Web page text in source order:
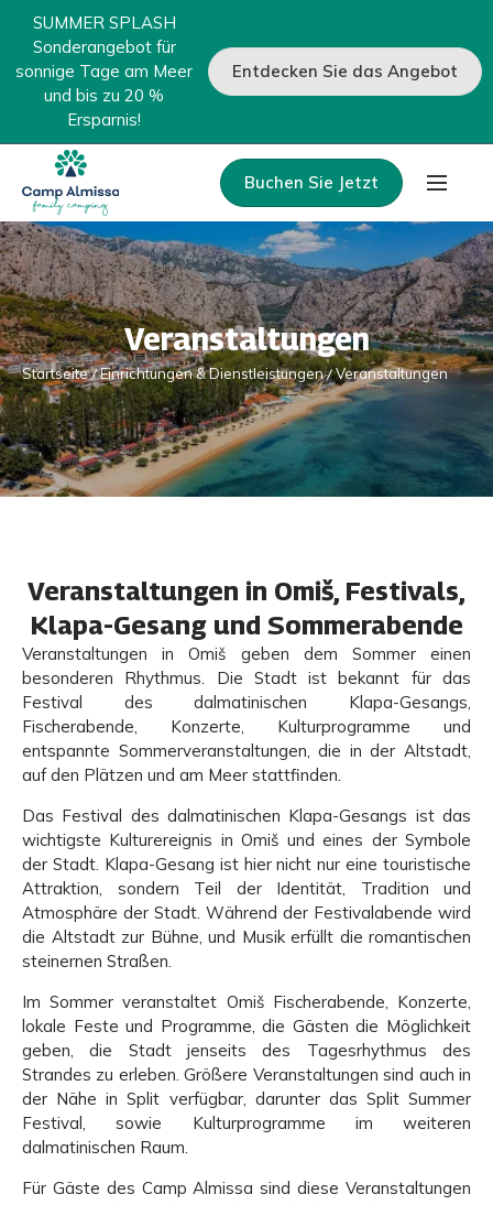
SUMMER SPLASH
Sonderangebot für
sonnige Tage am Meer
und bis zu 20 %
Ersparnis!
Entdecken Sie das Angebot
Buchen Sie Jetzt
Veranstaltungen
Startseite Einrichtungen & Dienstleistungen Veranstaltungen
Veranstaltungen in Omiš, Festivals,
Klapa-Gesang und Sommerabende
Veranstaltungen in Omiš geben dem Sommer einen
besonderen Rhythmus. Die Stadt ist bekannt für das
Festival des dalmatinischen Klapa-Gesangs,
Fischerabende, Konzerte, Kulturprogramme und
entspannte Sommerveranstaltungen, die in der Altstadt,
auf den Plätzen und am Meer stattfinden.
Das Festival des dalmatinischen Klapa-Gesangs ist das
wichtigste Kulturereignis in Omiš und eines der Symbole
der Stadt. Klapa-Gesang ist hier nicht nur eine touristische
Attraktion, sondern Teil der Identität, Tradition und
Atmosphäre der Stadt. Während der Festivalabende wird
die Altstadt zur Bühne, und Musik erfüllt die romantischen
steinernen Straßen.
Im Sommer veranstaltet Omiš Fischerabende, Konzerte,
lokale Feste und Programme, die Gästen die Möglichkeit
geben, die Stadt jenseits des Tagesrhythmus des
Strandes zu erleben. Größere Veranstaltungen sind auch in
der Nähe in Split verfügbar, darunter das Split Summer
Festival, sowie Kulturprogramme im weiteren
dalmatinischen Raum.
Für Gäste des Camp Almissa sind diese Veranstaltungen